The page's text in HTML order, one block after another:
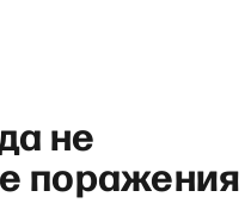
не
поражения